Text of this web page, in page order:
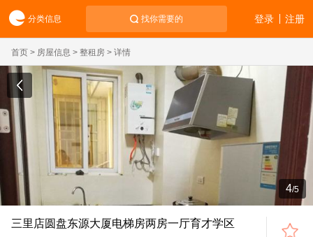
分类信息 找你需要的 注册
登录
首页 > 房屋信息 > 整租房 > 详情
4/5
三里店圆盘东源大厦电梯房两房一厅育才学区